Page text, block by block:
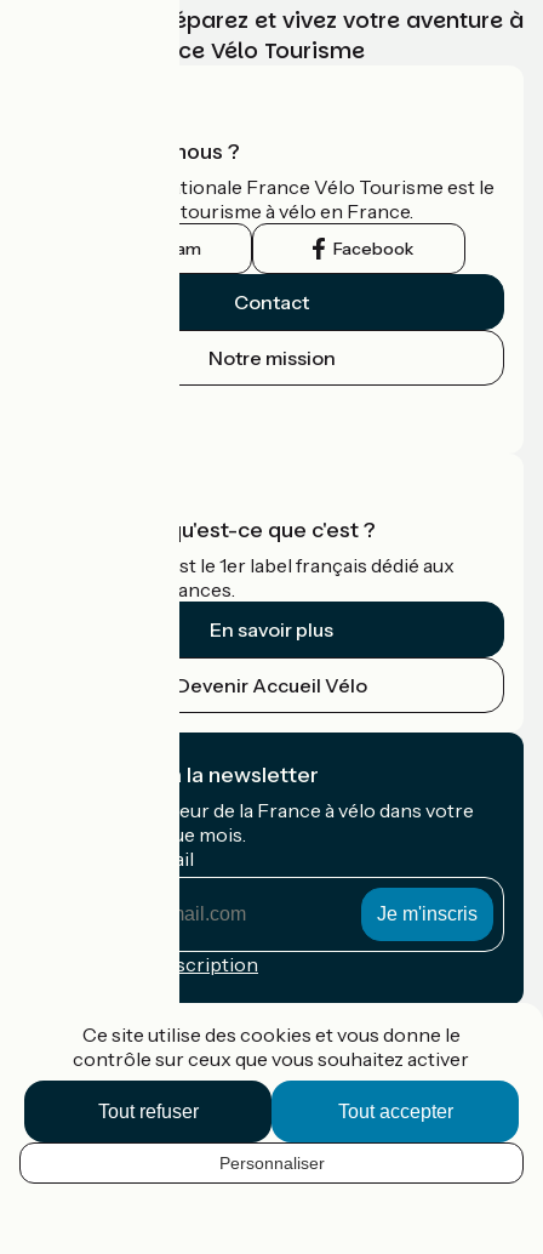
FR
Choisissez, préparez et vivez votre aventure à
vélo avec France Vélo Tourisme
Qui sommes-nous ?
L'association nationale France Vélo Tourisme est le
guide officiel du tourisme à vélo en France.
Instagram Facebook
Contact
Notre mission
Accueil Vélo qu'est-ce que c'est ?
Accueil Vélo c'est le 1er label français dédié aux
cyclistes en vacances.
En savoir plus
Devenir Accueil Vélo
Je m'abonne à la newsletter
Recevez le meilleur de la France à vélo dans votre
boîte mail chaque mois.
Mon adresse mail
Conditions d'inscription
Accueil Vélo Pro
Contact
Mentions légales
Ce site utilise des cookies et vous donne le
contrôle sur ceux que vous souhaitez activer
Tout accepter
Tout refuser
Personnaliser